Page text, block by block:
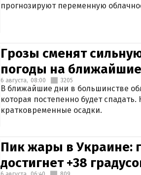
прогнозируют переменную
Грозы сменят
погоды на
6 августа, 08:00 3205
В ближайшие дни в большинстве
которая постепенно будет
кратковременные осадки.
Пик жары в Украине:
достигнет +38